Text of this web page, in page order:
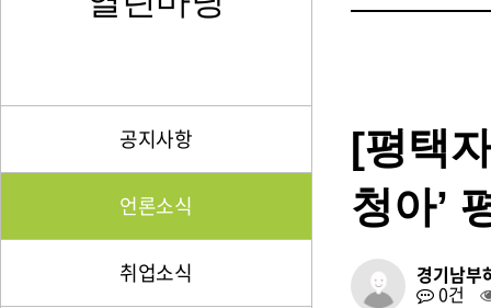
공지사항
언론소식
취업소식
[평택
청아’
경기남부
0건